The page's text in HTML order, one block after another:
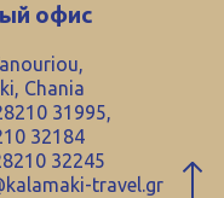
офис
Chania
31995,
32184
32245
travel.gr